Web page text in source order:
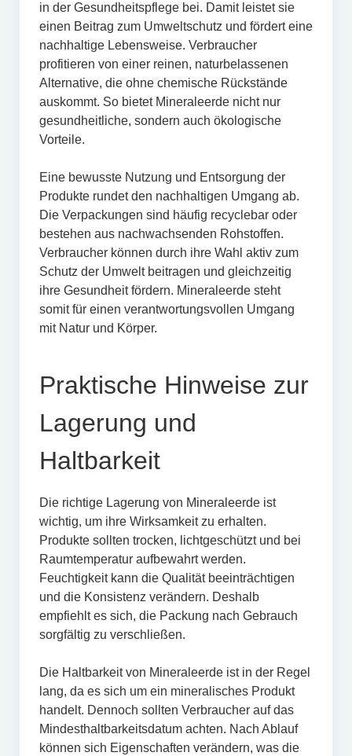
in der Gesundheitspflege bei. Damit leistet sie
einen Beitrag zum Umweltschutz und fördert eine
nachhaltige Lebensweise. Verbraucher
profitieren von einer reinen, naturbelassenen
Alternative, die ohne chemische Rückstände
auskommt. So bietet Mineraleerde nicht nur
gesundheitliche, sondern auch ökologische
Vorteile.
Eine bewusste Nutzung und Entsorgung der
Produkte rundet den nachhaltigen Umgang ab.
Die Verpackungen sind häufig recyclebar oder
bestehen aus nachwachsenden Rohstoffen.
Verbraucher können durch ihre Wahl aktiv zum
Schutz der Umwelt beitragen und gleichzeitig
ihre Gesundheit fördern. Mineraleerde steht
somit für einen verantwortungsvollen Umgang
mit Natur und Körper.
Praktische Hinweise zur
Lagerung und
Haltbarkeit
Die richtige Lagerung von Mineraleerde ist
wichtig, um ihre Wirksamkeit zu erhalten.
Produkte sollten trocken, lichtgeschützt und bei
Raumtemperatur aufbewahrt werden.
Feuchtigkeit kann die Qualität beeinträchtigen
und die Konsistenz verändern. Deshalb
empfiehlt es sich, die Packung nach Gebrauch
sorgfältig zu verschließen.
Die Haltbarkeit von Mineraleerde ist in der Regel
lang, da es sich um ein mineralisches Produkt
handelt. Dennoch sollten Verbraucher auf das
Mindesthaltbarkeitsdatum achten. Nach Ablauf
können sich Eigenschaften verändern, was die